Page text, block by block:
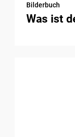
Bilderbuch
Was ist